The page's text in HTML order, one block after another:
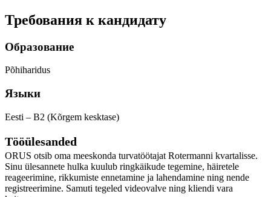
Требования к кандидату
Образование
Põhiharidus
Языки
Eesti – B2 (Kõrgem kesktase)
Tööülesanded
ORUS otsib oma meeskonda turvatöötajat Rotermanni kvartalisse.
Sinu ülesannete hulka kuulub ringkäikude tegemine, häiretele
reageerimine, rikkumiste ennetamine ja lahendamine ning nende
registreerimine. Samuti tegeled videovalve ning kliendi vara